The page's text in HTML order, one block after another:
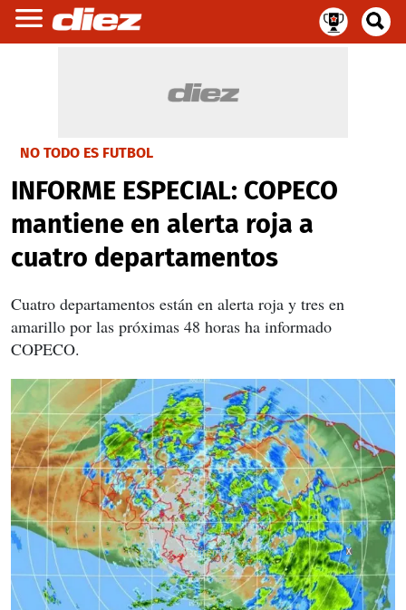
NO TODO ES FUTBOL
INFORME ESPECIAL: COPECO
mantiene en alerta roja a
cuatro departamentos
Cuatro departamentos están en alerta roja y tres en
amarillo por las próximas 48 horas ha informado
COPECO.
X